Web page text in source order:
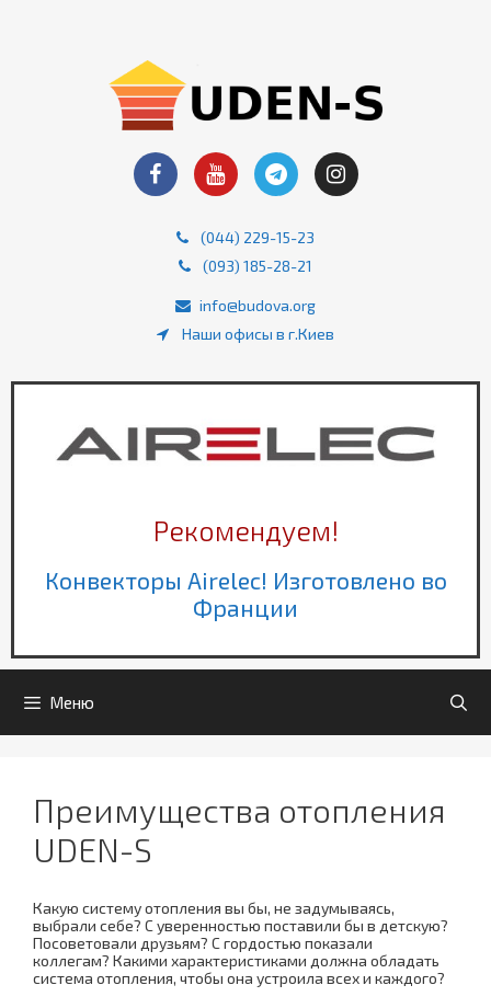
(044) 229-15-23
(093) 185-28-21
info@budova.org
Наши офисы в г.Киев
Рекомендуем!
Конвекторы Airelec! Изготовлено во
Франции
Меню
Преимущества отопления
UDEN-S
Какую систему отопления вы бы, не задумываясь,
выбрали себе? С уверенностью поставили бы в детскую?
Посоветовали друзьям? С гордостью показали
коллегам? Какими характеристиками должна обладать
система отопления, чтобы она устроила всех и каждого?